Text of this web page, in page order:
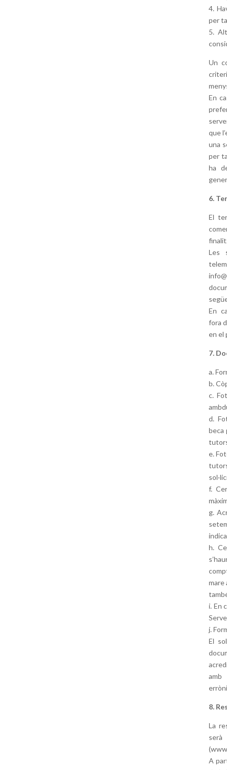
4.
per
5.
Un
En
que
una
per
ha
6.
El
Les
En
fora
en el
7.
a.
b.
c.
d.
beca
e.
f.
g.
h.
mare
i. En
j.
El
amb
8.
La
serà
A